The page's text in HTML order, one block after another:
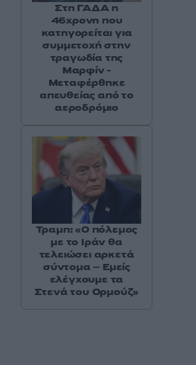
Στη ΓΑΔΑ η
46χρονη που
κατηγορείται για
συμμετοχή στην
τραγωδία της
Μαρφίν -
Μεταφέρθηκε
απευθείας από το
αεροδρόμιο
Τραμπ: «Ο πόλεμος
με το Ιράν θα
τελειώσει αρκετά
σύντομα – Εμείς
ελέγχουμε τα
Στενά του Ορμούζ»